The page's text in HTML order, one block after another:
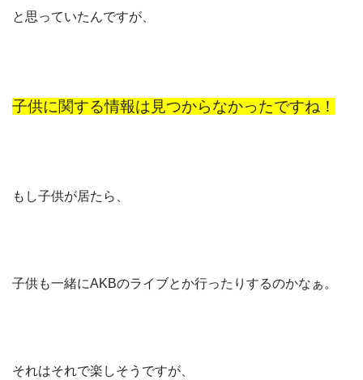
と思っていたんですが、
子供に関する情報は見つからなかったですね！
もし子供が居たら、
子供も一緒にAKBのライブとか行ったりするのかなぁ。
それはそれで楽しそうですが、